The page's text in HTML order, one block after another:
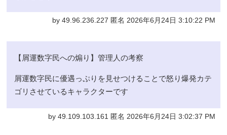
by 49.96.236.227 匿名 2026年6月24日 3:10:22 PM
【屑運数字民への煽り】管理人の考察
屑運数字民に優遇っぷりを見せつけることで怒り爆発カテ
ゴリさせているキャラクターです
by 49.109.103.161 匿名 2026年6月24日 3:02:37 PM